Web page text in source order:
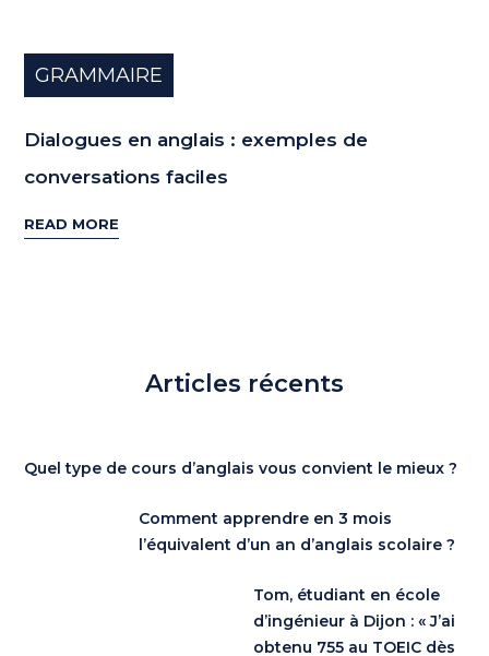
GRAMMAIRE
Dialogues en anglais : exemples de
conversations faciles
READ MORE
Articles récents
Quel type de cours d’anglais vous convient le mieux ?
Comment apprendre en 3 mois
l’équivalent d’un an d’anglais scolaire ?
Tom, étudiant en école
d’ingénieur à Dijon : « J’ai
obtenu 755 au TOEIC dès